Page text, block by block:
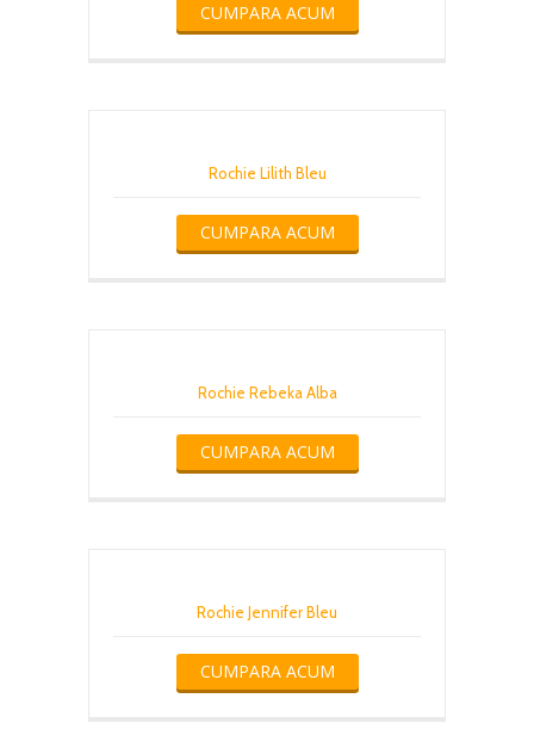
CUMPARA ACUM
Rochie Lilith Bleu
CUMPARA ACUM
Rochie Rebeka Alba
CUMPARA ACUM
Rochie Jennifer Bleu
CUMPARA ACUM